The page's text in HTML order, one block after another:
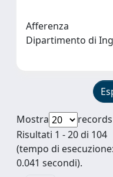
Afferenza
Dipartimento di
Mostra
records
Risultati 1 - 20 di 104
(tempo di esecuzione:
0.041 secondi).